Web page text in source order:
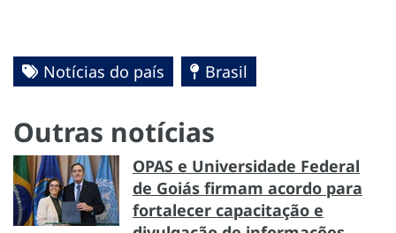
Notícias do país Brasil
Outras notícias
OPAS e Universidade Federal
de Goiás firmam acordo para
fortalecer capacitação e